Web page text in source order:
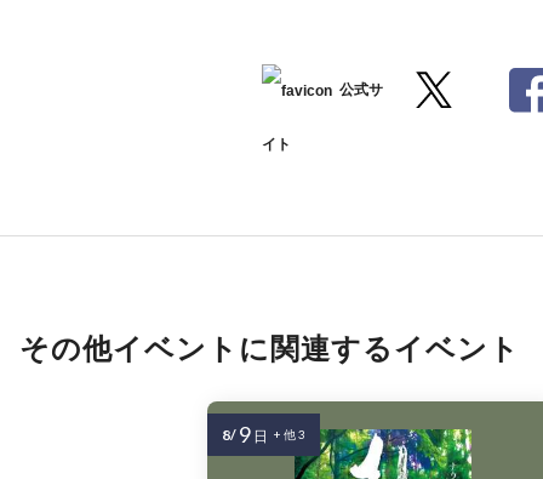
公式サ
イト
その他イベントに関連するイベント
8/ 9 日 + 他 3